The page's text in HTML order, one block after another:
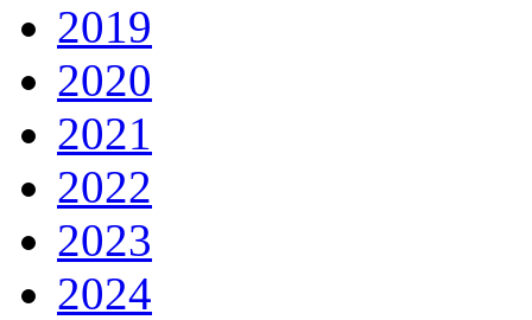
2019
2020
2021
2022
2023
2024